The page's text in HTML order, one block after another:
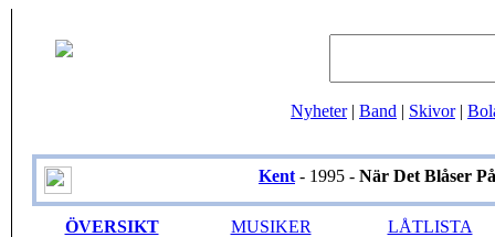
Nyheter| Band | Skivor|
Kent - 1995 - När Det Blåser
ÖVERSIKT MUSIKER LÅTLISTA